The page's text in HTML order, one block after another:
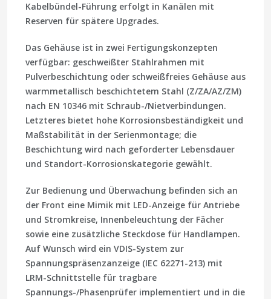
Kabelbündel-Führung erfolgt in Kanälen mit
Reserven für spätere Upgrades.
Das Gehäuse ist in zwei Fertigungskonzepten
verfügbar: geschweißter Stahlrahmen mit
Pulverbeschichtung oder schweißfreies Gehäuse aus
warmmetallisch beschichtetem Stahl (Z/ZA/AZ/ZM)
nach EN 10346 mit Schraub-/Nietverbindungen.
Letzteres bietet hohe Korrosionsbeständigkeit und
Maßstabilität in der Serienmontage; die
Beschichtung wird nach geforderter Lebensdauer
und Standort-Korrosionskategorie gewählt.
Zur Bedienung und Überwachung befinden sich an
der Front eine Mimik mit LED-Anzeige für Antriebe
und Stromkreise, Innenbeleuchtung der Fächer
sowie eine zusätzliche Steckdose für Handlampen.
Auf Wunsch wird ein VDIS-System zur
Spannungspräsenzanzeige (IEC 62271-213) mit
LRM-Schnittstelle für tragbare
Spannungs-/Phasenprüfer implementiert und in die